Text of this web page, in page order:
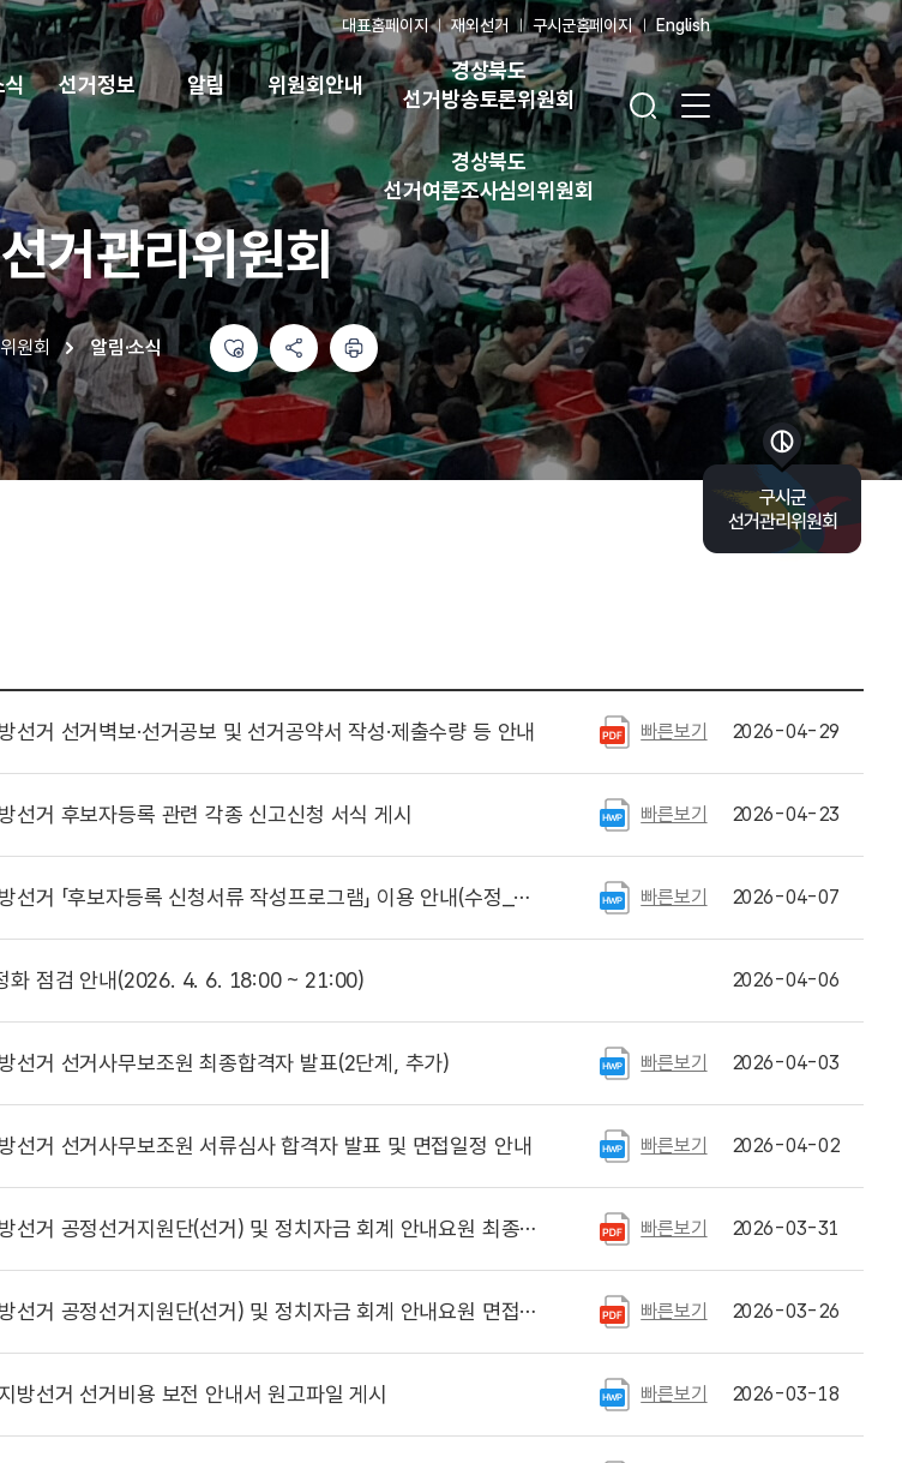
대표홈페이지 재외선거 구시군홈페이지 English
식 선거정보 알림 위원회안내
경상북도
선거방송토론위원회
경상북도
선거여론조사심의위원회
거관리위원회
원회 알림·소식
선거 선거벽보·선거공보 및 선거공약서 작성·제출수량 등 안내 빠른보기 2026-04-29
선거 후보자등록 관련 각종 신고신청 서식 게시 빠른보기 2026-04-23
「후보자등록 신청서류 작성프로그램」 이용 안내(수정_프로그램 업데이트) 빠른보기 2026-04-07
화 점검 안내(2026. 4. 6. 18:00 ~ 21:00) 2026-04-06
선거 선거사무보조원 최종합격자 발표(2단계, 추가) 빠른보기 2026-04-03
선거 선거사무보조원 서류심사 합격자 발표 및 면접일정 안내 빠른보기 2026-04-02
정선거지원단(선거) 및 정치자금 회계 안내요원 최종합격자 및 예비합격자 공고 안내 빠른보기 2026-03-31
공정선거지원단(선거) 및 정치자금 회계 안내요원 면접심사 대상자 및 일정 안내 빠른보기 2026-03-26
방선거 선거비용 보전 안내서 원고파일 게시 빠른보기 2026-03-18
구시군
선거관리위원회
바로가기 목록 열기